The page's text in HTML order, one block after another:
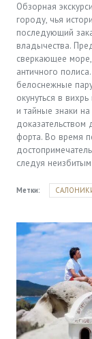
Обзорная
городу, чья
последующий
владычества.
сверкающее
античного
белоснежные
окунуться в
и тайные знаки
форта. Во время
следуя
Метки: